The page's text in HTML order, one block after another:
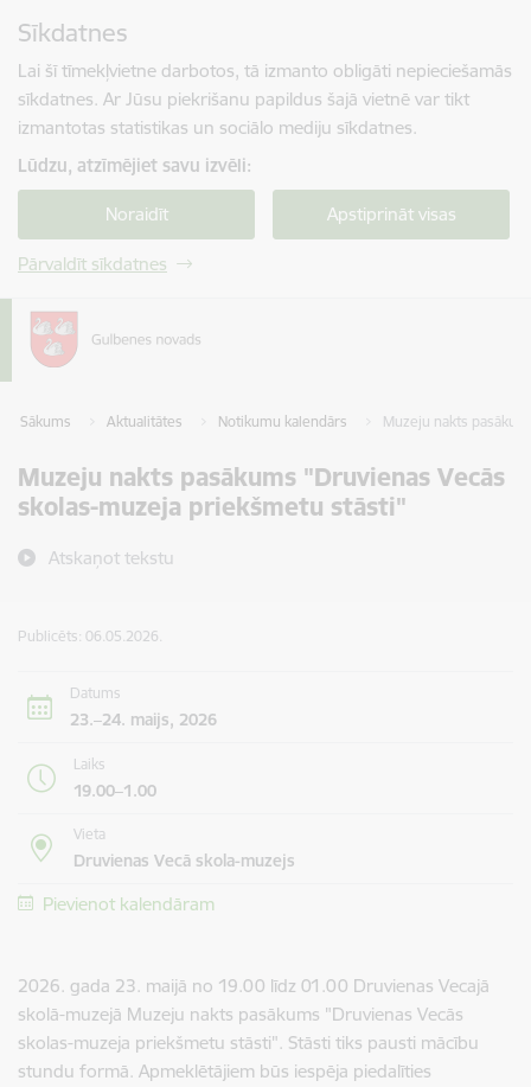
Sīkdatnes
Lai šī tīmekļvietne darbotos, tā izmanto obligāti nepieciešamās
sīkdatnes. Ar Jūsu piekrišanu papildus šajā vietnē var tikt
izmantotas statistikas un sociālo mediju sīkdatnes.
Lūdzu, atzīmējiet savu izvēli:
Noraidīt Apstiprināt visas
Pārvaldīt sīkdatnes
Sākums Aktualitātes Notikumu kalendārs Muzeju nakts
Muzeju nakts pasākums "Druvienas Vecās
skolas-muzeja priekšmetu stāsti"
Atskaņot tekstu
Publicēts: 06.05.2026.
Datums
23.–24. maijs, 2026
Laiks
19.00–1.00
Vieta
Druvienas Vecā skola-muzejs
Pievienot kalendāram
2026. gada 23. maijā no 19.00 līdz 01.00 Druvienas Vecajā
skolā-muzejā Muzeju nakts pasākums "Druvienas Vecās
skolas-muzeja priekšmetu stāsti". Stāsti tiks pausti mācību
stundu formā. Apmeklētājiem būs iespēja piedalīties